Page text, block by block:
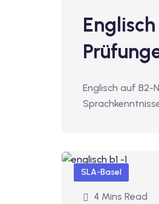
Englisch auf B2-
SLA-Basel
4 Mins Read